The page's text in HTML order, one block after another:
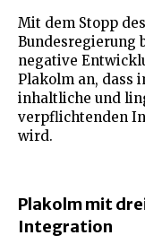
Mit dem Stopp
Bundesregierung
negative
Plakolm an, dass
inhaltliche und
verpflichtenden
wird.
Plakolm mit
Integration